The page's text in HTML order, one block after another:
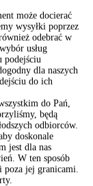
może docierać
wysyłki poprzez
odebrać w
usług
podejściu
dla naszych
do ich
do Pań,
będą
odbiorców.
doskonale
jest dla nas
W ten sposób
jej granicami.